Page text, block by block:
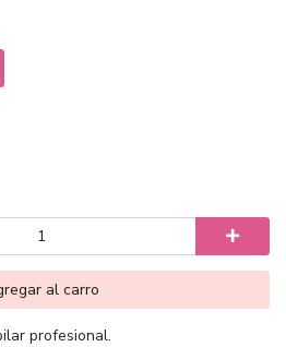
al carro
profesional.